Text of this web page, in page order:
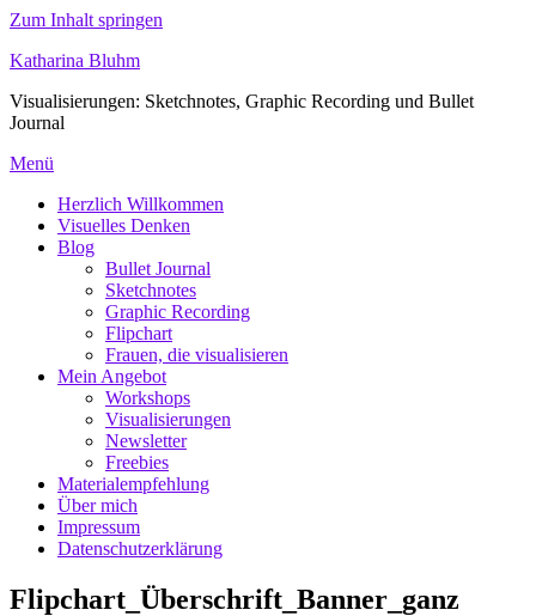
Zum Inhalt springen
Katharina Bluhm
Visualisierungen: Sketchnotes, Graphic Recording und Bullet
Journal
Menü
Herzlich Willkommen
Visuelles Denken
Blog
Bullet Journal
Sketchnotes
Graphic Recording
Flipchart
Frauen, die visualisieren
Mein Angebot
Workshops
Visualisierungen
Newsletter
Freebies
Materialempfehlung
Über mich
Impressum
Datenschutzerklärung
Flipchart_Überschrift_Banner_ganz